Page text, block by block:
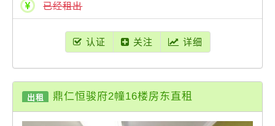
已经租出
认证 关注 详细
出租 鼎仁恒骏府2幢16楼房东直租